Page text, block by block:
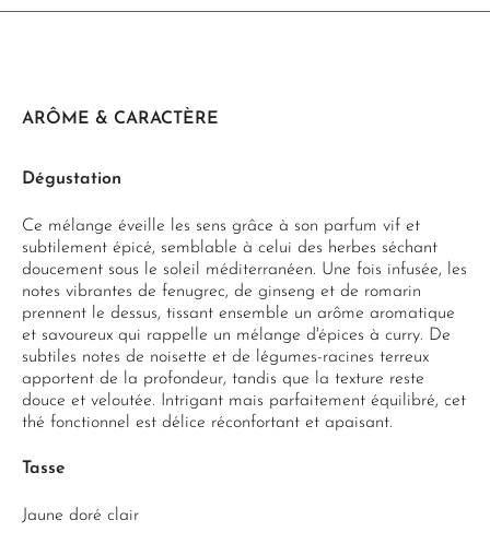
ARÔME & CARACTÈRE
Dégustation
Ce mélange éveille les sens grâce à son parfum vif et
subtilement épicé, semblable à celui des herbes séchant
doucement sous le soleil méditerranéen. Une fois infusée, les
notes vibrantes de fenugrec, de ginseng et de romarin
prennent le dessus, tissant ensemble un arôme aromatique
et savoureux qui rappelle un mélange d'épices à curry. De
subtiles notes de noisette et de légumes-racines terreux
apportent de la profondeur, tandis que la texture reste
douce et veloutée. Intrigant mais parfaitement équilibré, cet
thé fonctionnel est délice réconfortant et apaisant.
Tasse
Jaune doré clair